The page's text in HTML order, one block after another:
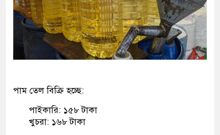
পাম তেল বিক্রি হচ্ছে:
পাইকারি: ১৫৮ টাকা
খুচরা: ১৬৮ টাকা